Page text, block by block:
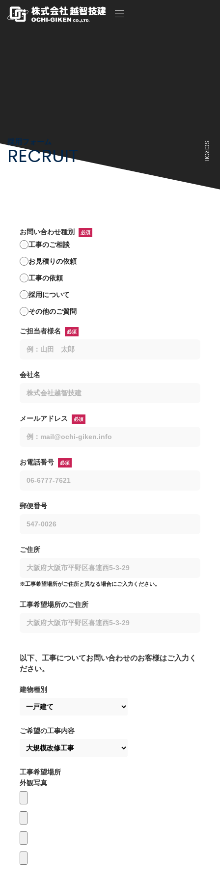
採用フォーム
RECRUIT SCROLL
お問い合わせ種別 必須
工事のご相談
お見積りの依頼
工事の依頼
採用について
その他のご質問
ご担当者様名 必須
会社名
メールアドレス 必須
お電話番号 必須
郵便番号
ご住所
※工事希望場所がご住所と異なる場合にご入力ください。
工事希望場所のご住所
以下、工事についてお問い合わせのお客様はご入力く
ださい。
建物種別
ご希望の工事内容
工事希望場所
外観写真